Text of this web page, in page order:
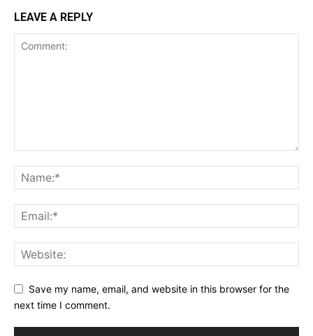
LEAVE A REPLY
Save my name, email, and website in this browser for the
next time I comment.